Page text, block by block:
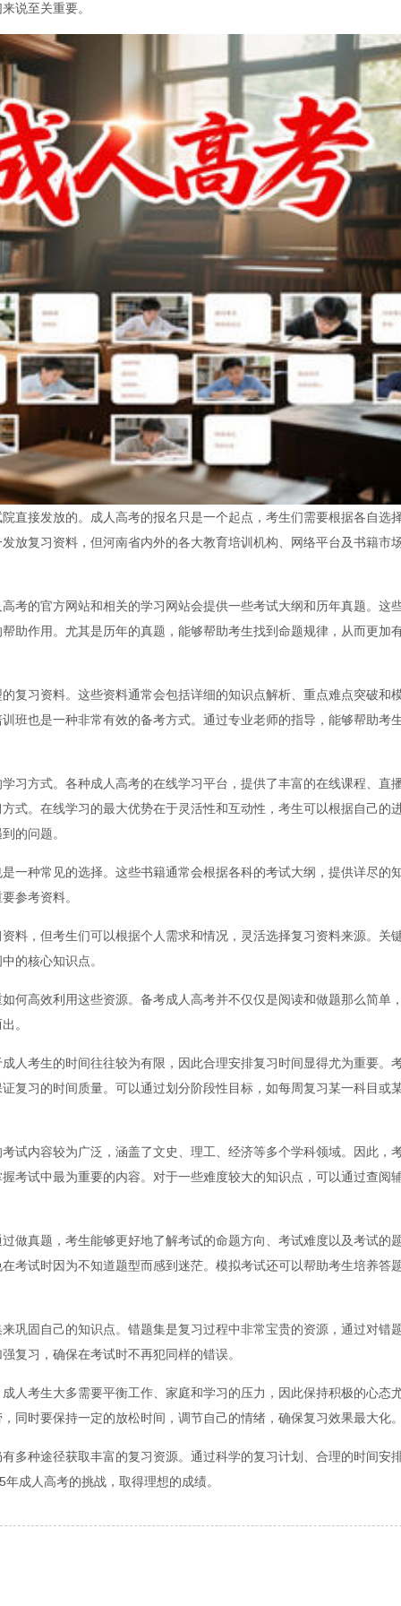
说至关重要。
直接发放的。成人高考的报名只是一个起点，考生们需要根据各自选
放复习资料，但河南省内外的各大教育培训机构、网络平台及书籍市
考的官方网站和相关的学习网站会提供一些考试大纲和历年真题。这
助作用。尤其是历年的真题，能够帮助考生找到命题规律，从而更加
复习资料。这些资料通常会包括详细的知识点解析、重点难点突破和
班也是一种非常有效的备考方式。通过专业老师的指导，能够帮助考
习方式。各种成人高考的在线学习平台，提供了丰富的在线课程、直
式。在线学习的最大优势在于灵活性和互动性，考生可以根据自己的
的问题。
一种常见的选择。这些书籍通常会根据各科的考试大纲，提供详尽的
参考资料。
料，但考生们可以根据个人需求和情况，灵活选择复习资料来源。关
的核心知识点。
何高效利用这些资源。备考成人高考并不仅仅是阅读和做题那么简单
。
人考生的时间往往较为有限，因此合理安排复习时间显得尤为重要。
复习的时间质量。可以通过划分阶段性目标，如每周复习某一科目或
试内容较为广泛，涵盖了文史、理工、经济等多个学科领域。因此，
考试中最为重要的内容。对于一些难度较大的知识点，可以通过查阅
做真题，考生能够更好地了解考试的命题方向、考试难度以及考试的
考试时因为不知道题型而感到迷茫。模拟考试还可以帮助考生培养答
巩固自己的知识点。错题集是复习过程中非常宝贵的资源，通过对错
复习，确保在考试时不再犯同样的错误。
人考生大多需要平衡工作、家庭和学习的压力，因此保持积极的心态
同时要保持一定的放松时间，调节自己的情绪，确保复习效果最大化
多种途径获取丰富的复习资源。通过科学的复习计划、合理的时间安
成人高考的挑战，取得理想的成绩。